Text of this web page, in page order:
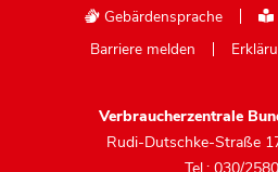
Gebärdensprache
Barriere melden
Verbraucherzentrale
Rudi-Dutschke-Straße
Tel.: 030/